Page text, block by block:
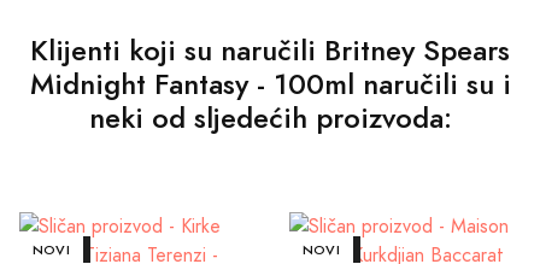
Klijenti koji su naručili Britney Spears
Midnight Fantasy - 100ml naručili su i
neki od sljedećih proizvoda:
AKCIJA
NOVI AKCIJA
NOVI